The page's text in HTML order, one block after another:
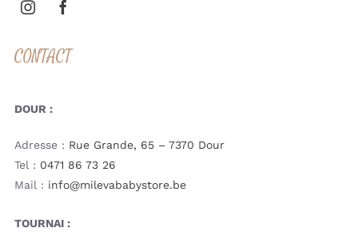
CONTACT
DOUR :
Adresse : Rue Grande, 65 – 7370 Dour
Tel : 0471 86 73 26
Mail : info@milevababystore.be
TOURNAI :